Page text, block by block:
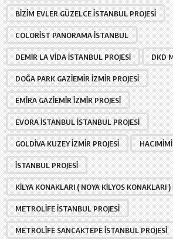
BIZIM EVLER GÜZELCE İSTANBUL PROJESI
COLORIST PANORAMA İSTANBUL
DEMIR LA VIDA İSTANBUL PROJESI DKD
DOĞA PARK GAZIEMIR İZMIR PROJESI
EMIRA GAZIEMIR İZMIR PROJESI
EVORA İSTANBUL İSTANBUL PROJESI
GOLDIVA KUZEY İZMIR PROJESI
İSTANBUL PROJESI
KILYA KONAKLARI ( NOYA KILYOS KONAKLARI )
METROLIFE İSTANBUL PROJESI
METROLIFE SANCAKTEPE İSTANBUL PROJESI